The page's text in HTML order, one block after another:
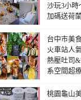
沙玩3小時
加碼送荷
台中市美
火車站人
熱壓吐司
系空間超
桃園龜山